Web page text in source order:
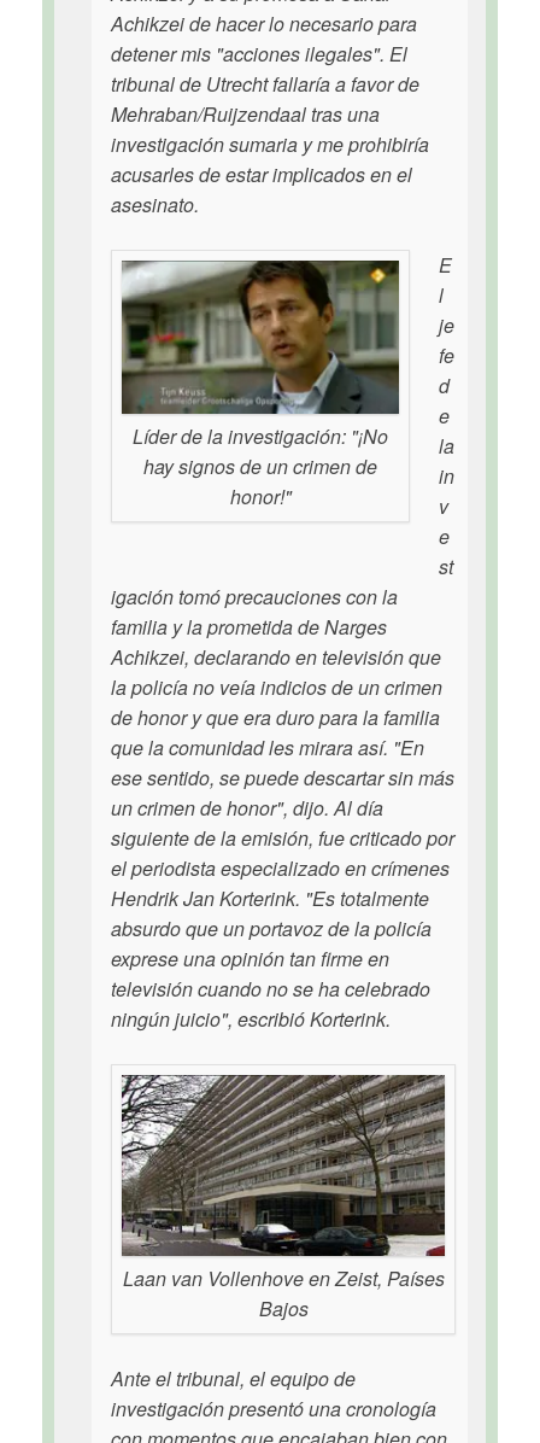
Achikzei de hacer lo necesario para
detener mis "acciones ilegales". El
tribunal de Utrecht fallaría a favor de
Mehraban/Ruijzendaal tras una
investigación sumaria y me prohibiría
acusarles de estar implicados en el
asesinato.
Líder de la investigación: "¡No
hay signos de un crimen de
honor!"
E
l
je
fe
d
e
la
in
v
e
st
igación tomó precauciones con la
familia y la prometida de Narges
Achikzei, declarando en televisión que
la policía no veía indicios de un crimen
de honor y que era duro para la familia
que la comunidad les mirara así. "En
ese sentido, se puede descartar sin más
un crimen de honor", dijo. Al día
siguiente de la emisión, fue criticado por
el periodista especializado en crímenes
Hendrik Jan Korterink. "Es totalmente
absurdo que un portavoz de la policía
exprese una opinión tan firme en
televisión cuando no se ha celebrado
ningún juicio", escribió Korterink.
Laan van Vollenhove en Zeist, Países
Bajos
Ante el tribunal, el equipo de
investigación presentó una cronología